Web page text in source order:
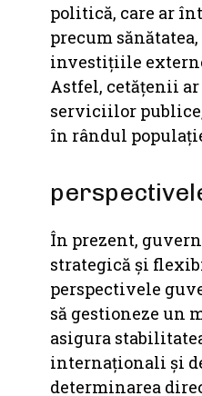
politică, care ar
precum
investițiile
Astfel, cetățenii
serviciilor
în rândul
În prezent,
strategică și
perspectivele
să gestioneze un
asigura
internaționali și
determinarea